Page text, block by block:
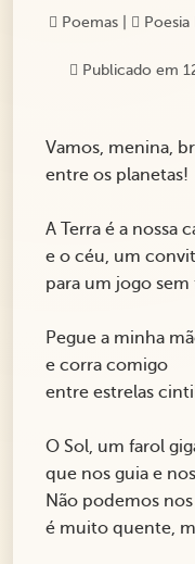
Poemas Poesia
Publicado em
Vamos, menina,
entre os planetas!
A Terra é a nossa
e o céu, um
para um jogo sem
Pegue a minha
e corra comigo
entre estrelas
O Sol, um farol
que nos guia e
Não podemos
é muito quente,